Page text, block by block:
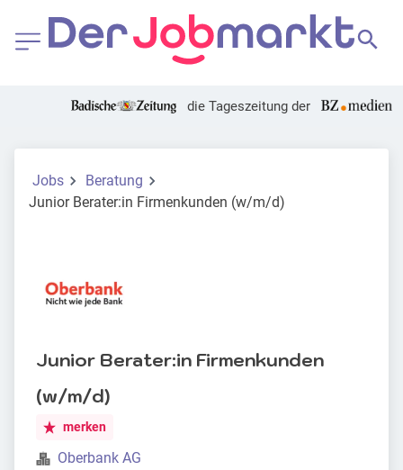
die Tageszeitung der
Jobs
Beratung
Junior Berater:in Firmenkunden (w/m/d)
Junior Berater:in Firmenkunden
(w/m/d)
merken
Oberbank AG